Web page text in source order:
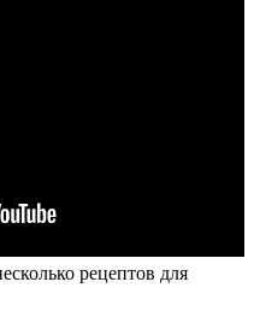
рецептов для